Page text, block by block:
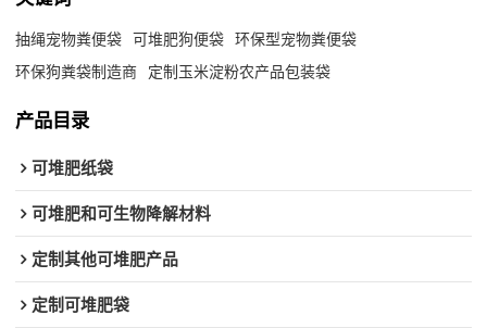
抽绳宠物粪便袋 可堆肥狗便袋 环保型宠物粪便袋
环保狗粪袋制造商 定制玉米淀粉农产品包装袋
产品目录
可堆肥纸袋
可堆肥和可生物降解材料
定制其他可堆肥产品
定制可堆肥袋